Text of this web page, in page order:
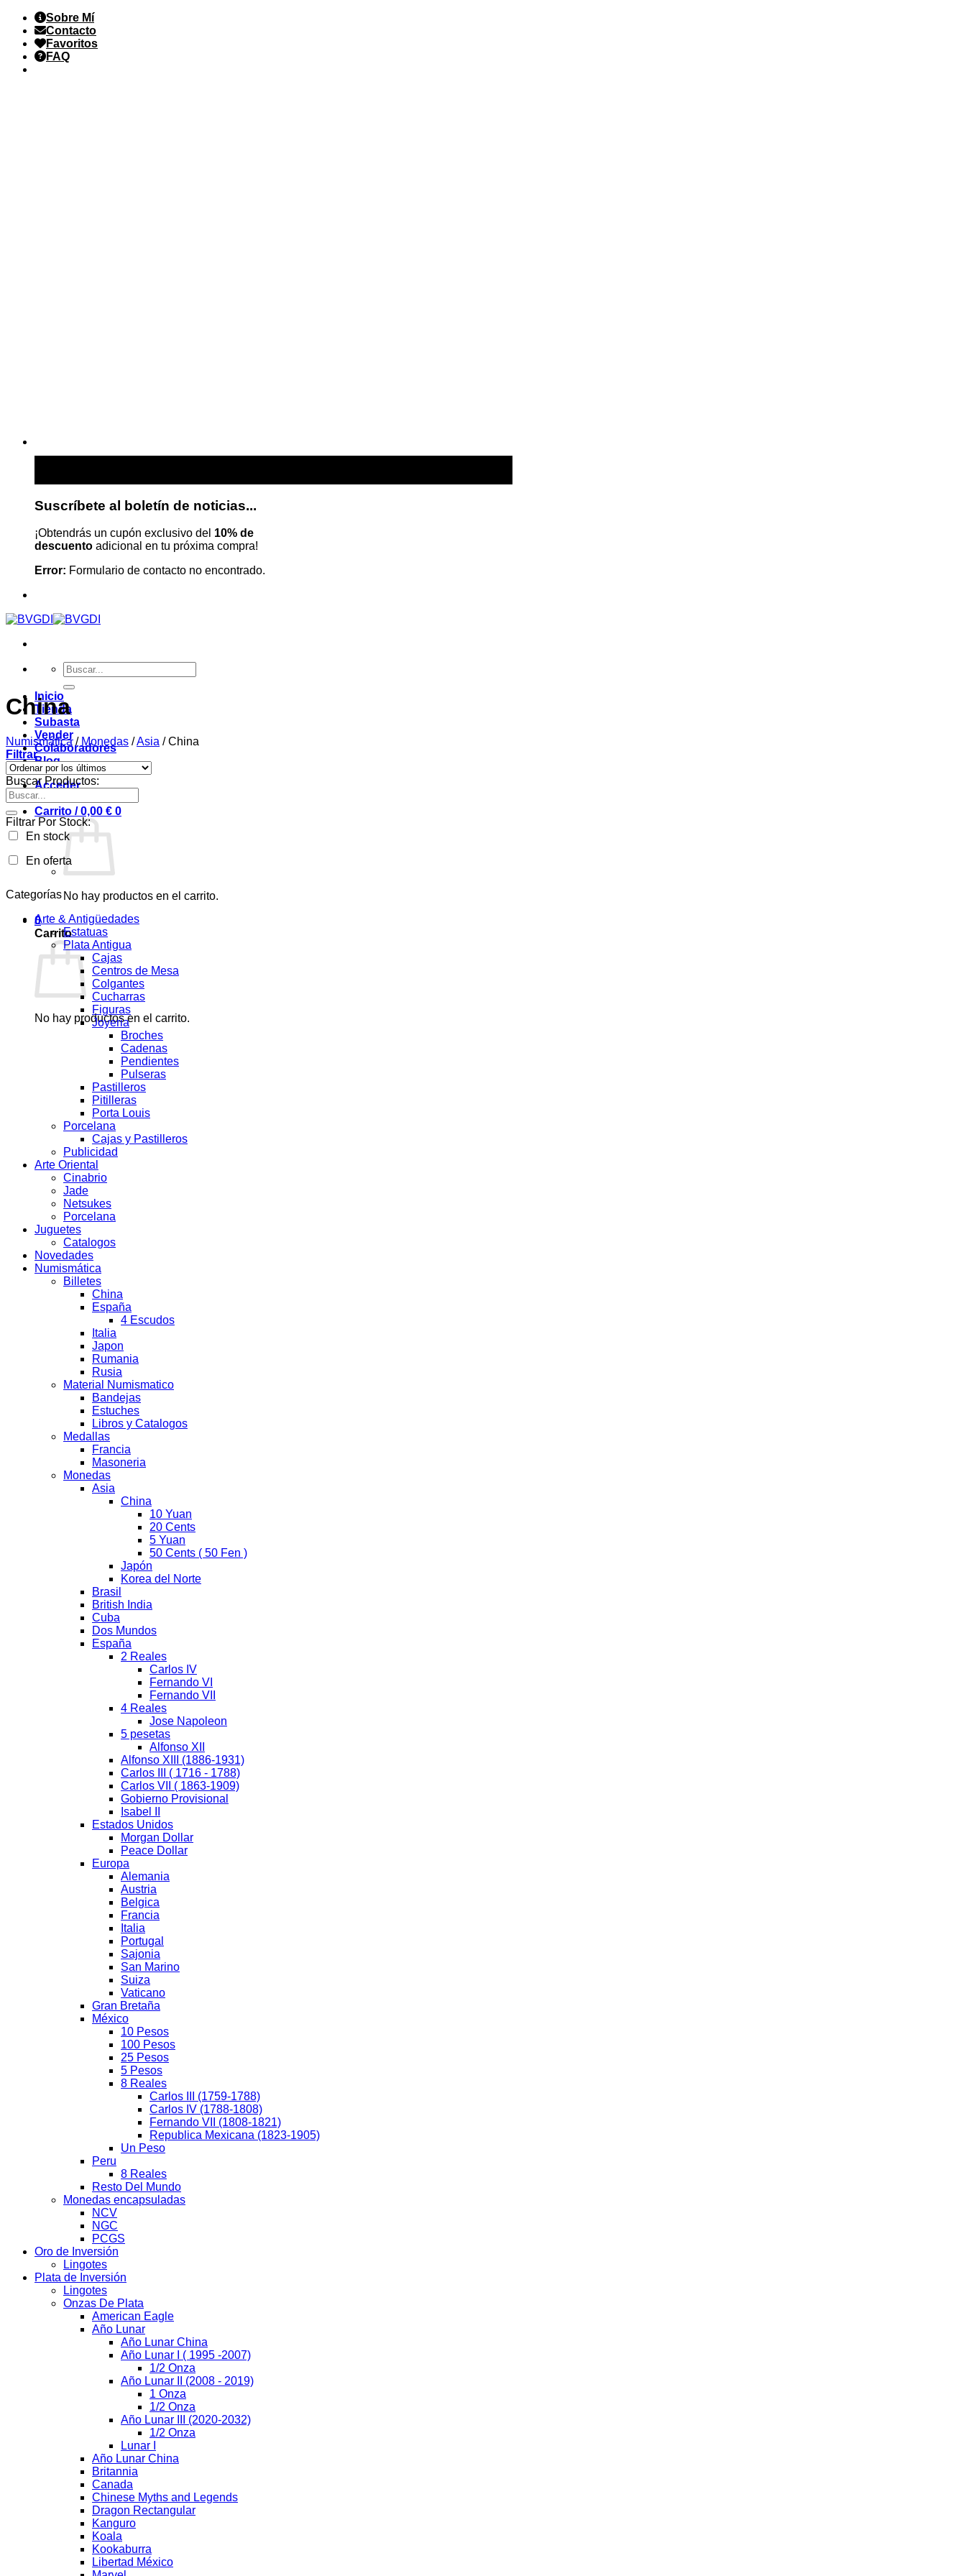
Saltar
contenido
Sobre Mí
Contacto
Favoritos
FAQ
Suscríbete al boletín de noticias...
¡Obtendrás un cupón exclusivo del 10% de
descuento adicional en tu próxima compra!
Error: Formulario de contacto no encontrado.
Buscar
por:
Inicio
Tienda
Subasta
Vender
Colaboradores
Blog
Acceder
Carrito /0,00 € 0
No hay productos en el carrito.
0
Carrito
No hay productos en el carrito.
China
Numismática / Monedas /Asia /China
Filtrar
Buscar Productos:
Buscar
por:
Filtrar Por Stock:
En stock
En oferta
Categorías
Arte & Antigüedades
Estatuas
Plata Antigua
Cajas
Centros de Mesa
Colgantes
Cucharras
Figuras
Joyeria
Broches
Cadenas
Pendientes
Pulseras
Pastilleros
Pitilleras
Porta Louis
Porcelana
Cajas y Pastilleros
Publicidad
Arte Oriental
Cinabrio
Jade
Netsukes
Porcelana
Juguetes
Catalogos
Novedades
Numismática
Billetes
China
España
4 Escudos
Italia
Japon
Rumania
Rusia
Material Numismatico
Bandejas
Estuches
Libros y Catalogos
Medallas
Francia
Masoneria
Monedas
Asia
China
10 Yuan
20 Cents
5 Yuan
50 Cents ( 50 Fen )
Japón
Korea del Norte
Brasil
British India
Cuba
Dos Mundos
España
2 Reales
Carlos IV
Fernando VI
Fernando VII
4 Reales
Jose Napoleon
5 pesetas
Alfonso XII
Alfonso XIII (1886-1931)
Carlos III ( 1716 - 1788)
Carlos VII ( 1863-1909)
Gobierno Provisional
Isabel II
Estados Unidos
Morgan Dollar
Peace Dollar
Europa
Alemania
Austria
Belgica
Francia
Italia
Portugal
Sajonia
San Marino
Suiza
Vaticano
Gran Bretaña
México
10 Pesos
100 Pesos
25 Pesos
5 Pesos
8 Reales
Carlos III (1759-1788)
Carlos IV (1788-1808)
Fernando VII (1808-1821)
Republica Mexicana (1823-1905)
Un Peso
Peru
8 Reales
Resto Del Mundo
Monedas encapsuladas
NCV
NGC
PCGS
Oro de Inversión
Lingotes
Plata de Inversión
Lingotes
Onzas De Plata
American Eagle
Año Lunar
Año Lunar China
Año Lunar I ( 1995 -2007)
1/2 Onza
Año Lunar II (2008 - 2019)
1 Onza
1/2 Onza
Año Lunar III (2020-2032)
1/2 Onza
Lunar I
Año Lunar China
Britannia
Canada
Chinese Myths and Legends
Dragon Rectangular
Kanguro
Koala
Kookaburra
Libertad México